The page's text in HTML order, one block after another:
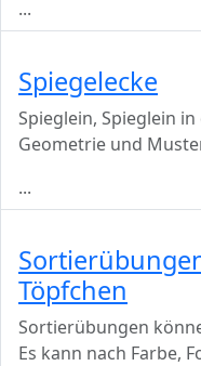
...
Spiegelecke
Spieglein, Spieglein
Geometrie und
...
Töpfchen
Sortierübungen
Es kann nach Farbe,